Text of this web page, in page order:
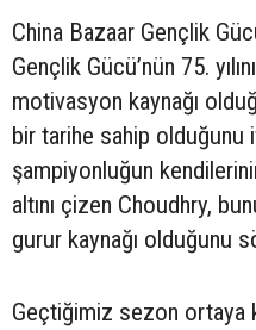
China Bazaar Gençlik
Gençlik Gücü’nün 75.
motivasyon kaynağı
bir tarihe sahip olduğunu
şampiyonluğun
altını çizen Choudhry,
gurur kaynağı olduğunu
Geçtiğimiz sezon ortaya